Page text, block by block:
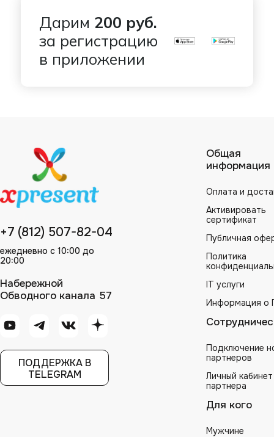
Дарим 200 руб.
за регистрацию
в приложении
+7 (812) 507-82-04
ежедневно с 10:00 до
20:00
Набережной
Обводного канала 57
ПОДДЕРЖКА В
TELEGRAM
Общая
информация
Оплата и
Активировать
сертификат
Публичная
Политика
IT услуги
Информация о
Подключение
партнеров
Личный кабинет
партнера
Для кого
Мужчине